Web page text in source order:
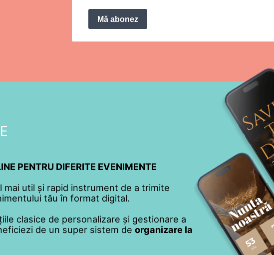
Mă abonez
PENTRU DIFERITE EVENIMENTE
mai util și rapid instrument de a trimite
tău în format digital.
clasice de personalizare și gestionare a
de un super sistem de organizare la